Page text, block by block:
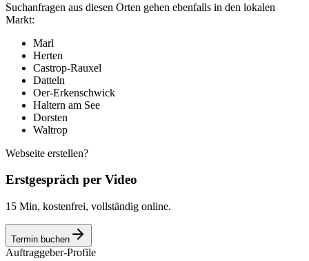
Suchanfragen aus diesen Orten gehen ebenfalls in den lokalen
Markt:
Marl
Herten
Castrop-Rauxel
Datteln
Oer-Erkenschwick
Haltern am See
Dorsten
Waltrop
Webseite erstellen?
Erstgespräch per Video
15 Min, kostenfrei, vollständig online.
Termin buchen
Auftraggeber-Profile